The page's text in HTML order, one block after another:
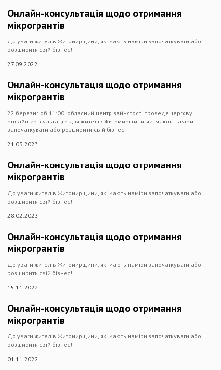
Онлайн-консультація щодо отримання
мікрогрантів
До уваги жителів Житомирщини, які мають наміри започаткувати або
розширити свій бізнес!
27.09.2022
Онлайн-консультація щодо отримання
мікрогрантів
22 березня об 11:00 обласний центр зайнятості проведе чергову
онлайн-консультацію для жителів Житомирщини, які мають наміри
започаткувати або розширити свій бізнес
21.03.2023
Онлайн-консультація щодо отримання
мікрогрантів
До уваги жителів Житомирщини, які мають наміри започаткувати або
розширити свій бізнес!
28.02.2023
Онлайн-консультація щодо отримання
мікрогрантів
До уваги жителів Житомирщини, які мають наміри започаткувати або
розширити свій бізнес!
15.11.2022
Онлайн-консультація щодо отримання
мікрогрантів
До уваги жителів Житомирщини, які мають наміри започаткувати або
розширити свій бізнес!
01.11.2022